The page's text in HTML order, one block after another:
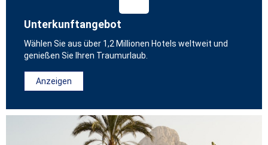
Unterkunftangebot
Wählen Sie aus über 1,2 Millionen Hotels weltweit und
genießen Sie Ihren Traumurlaub.
Anzeigen